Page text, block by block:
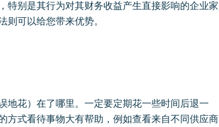
特别是其行为对其财务收益产生直接影响的企业家
可以给您带来优势。
地花）在了哪里。一定要定期花一些时间后退一
方式看待事物大有帮助，例如查看来自不同供应商